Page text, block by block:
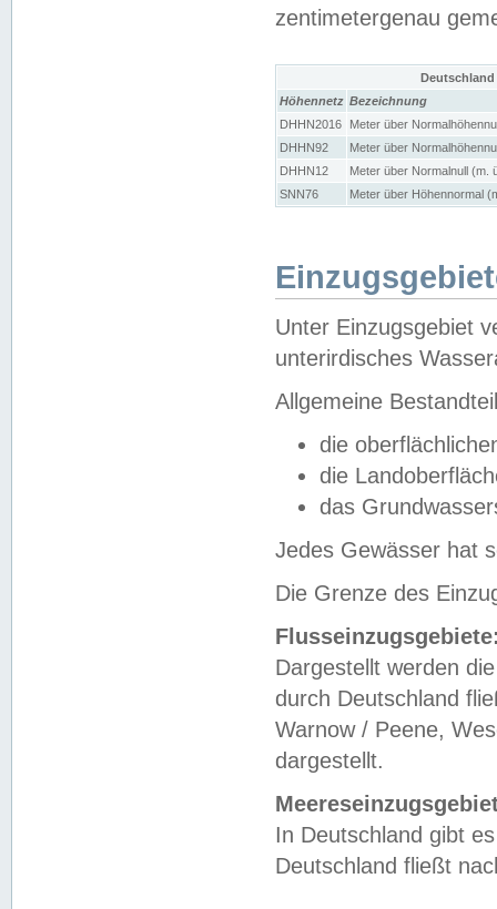
zentimetergenau
Höhennetz Bezeichnung
DHHN2016
Meter über
DHHN92
Meter über
DHHN12
Meter über Normalnull (m.
SNN76
Meter über Höhennormal
Unter Einzugsgebiet
unterirdisches
Allgemeine
die
die
das
Jedes Gewässer hat
Die Grenze des
Dargestellt werden
durch Deutschland
Warnow / Peene,
dargestellt.
In Deutschland gibt
Deutschland fließt